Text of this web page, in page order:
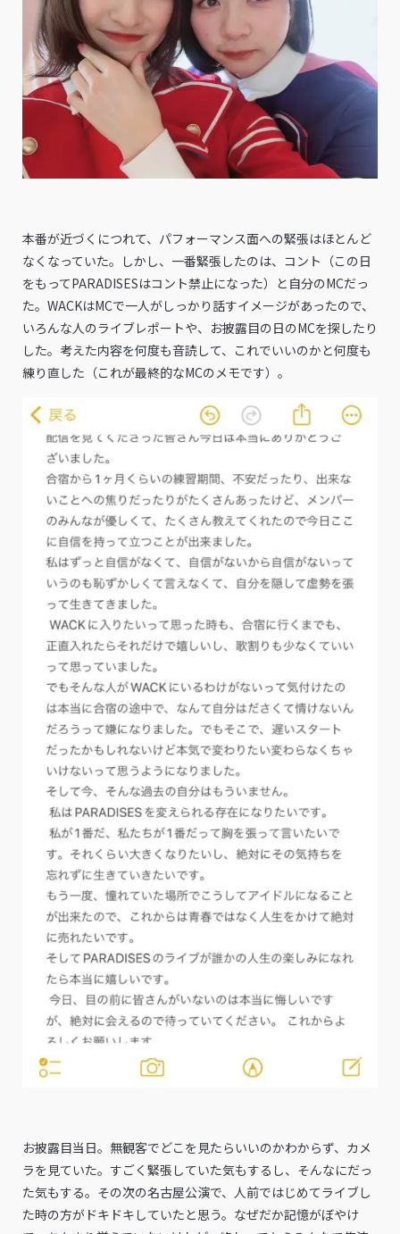
本番が近づくにつれて、パフォーマンス面への緊張はほとんど
なくなっていた。しかし、一番緊張したのは、コント（この日
をもってPARADISESはコント禁止になった）と自分のMCだっ
た。WACKはMCで一人がしっかり話すイメージがあったので、
いろんな人のライブレポートや、お披露目の日のMCを探したり
した。考えた内容を何度も音読して、これでいいのかと何度も
練り直した（これが最終的なMCのメモです）。
お披露目当日。無観客でどこを見たらいいのかわからず、カメ
ラを見ていた。すごく緊張していた気もするし、そんなにだっ
た気もする。その次の名古屋公演で、人前ではじめてライブし
た時の方がドキドキしていたと思う。なぜだか記憶がぼやけ